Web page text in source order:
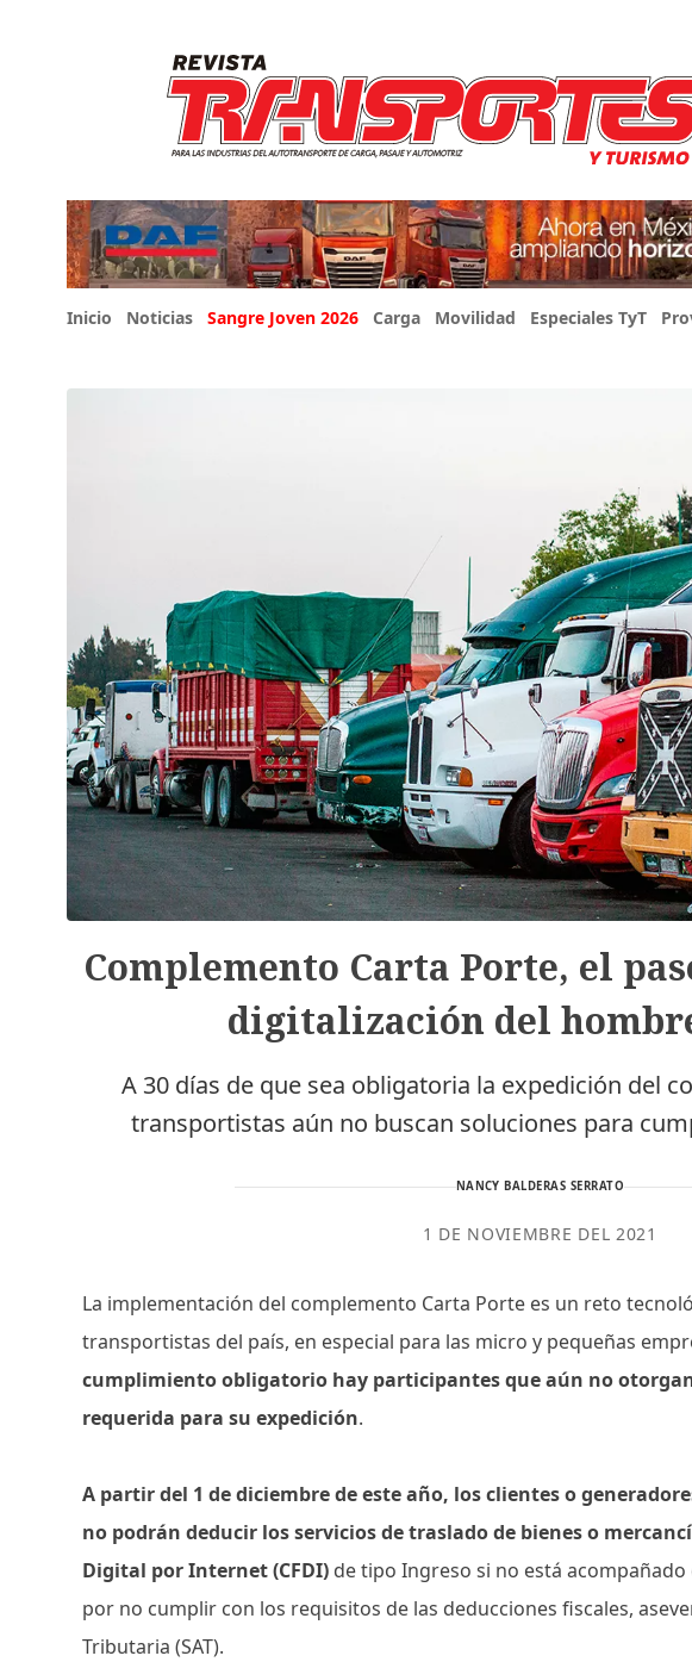
Inicio Noticias Sangre Joven 2026 Carga Movilidad Especiales TyT
Complemento Carta Porte, el
digitalización del
A 30 días de que sea obligatoria la expedición del
transportistas aún no buscan soluciones para
NANCY BALDERAS SERRATO
1 DE NOVIEMBRE DEL 2021
La implementación del complemento Carta Porte es un reto
transportistas del país, en especial para las micro y pequeñas
cumplimiento obligatorio hay participantes que aún no
requerida para su expedición.
A partir del 1 de diciembre de este año, los clientes o
no podrán deducir los servicios de traslado de bienes o
Digital por Internet (CFDI) de tipo Ingreso si no está
por no cumplir con los requisitos de las deducciones fiscales,
Tributaria (SAT).